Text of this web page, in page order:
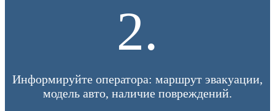
2.
Информируйте оператора: маршрут эвакуации,
модель авто, наличие повреждений.